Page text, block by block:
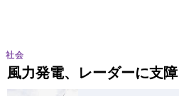
風力発電、レーダーに支
社会